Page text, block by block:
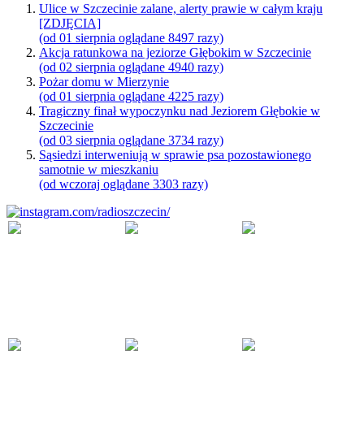
Ulice w Szczecinie zalane, alerty prawie w całym kraju
[ZDJĘCIA]
(od 01 sierpnia oglądane 8497 razy)
Akcja ratunkowa na jeziorze Głębokim w Szczecinie
(od 02 sierpnia oglądane 4940 razy)
Pożar domu w Mierzynie
(od 01 sierpnia oglądane 4225 razy)
Tragiczny finał wypoczynku nad Jeziorem Głębokie w
Szczecinie
(od 03 sierpnia oglądane 3734 razy)
Sąsiedzi interweniują w sprawie psa pozostawionego
samotnie w mieszkaniu
(od wczoraj oglądane 3303 razy)